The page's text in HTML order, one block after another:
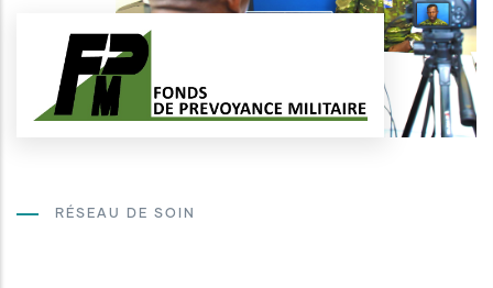
RÉSEAU DE SOIN